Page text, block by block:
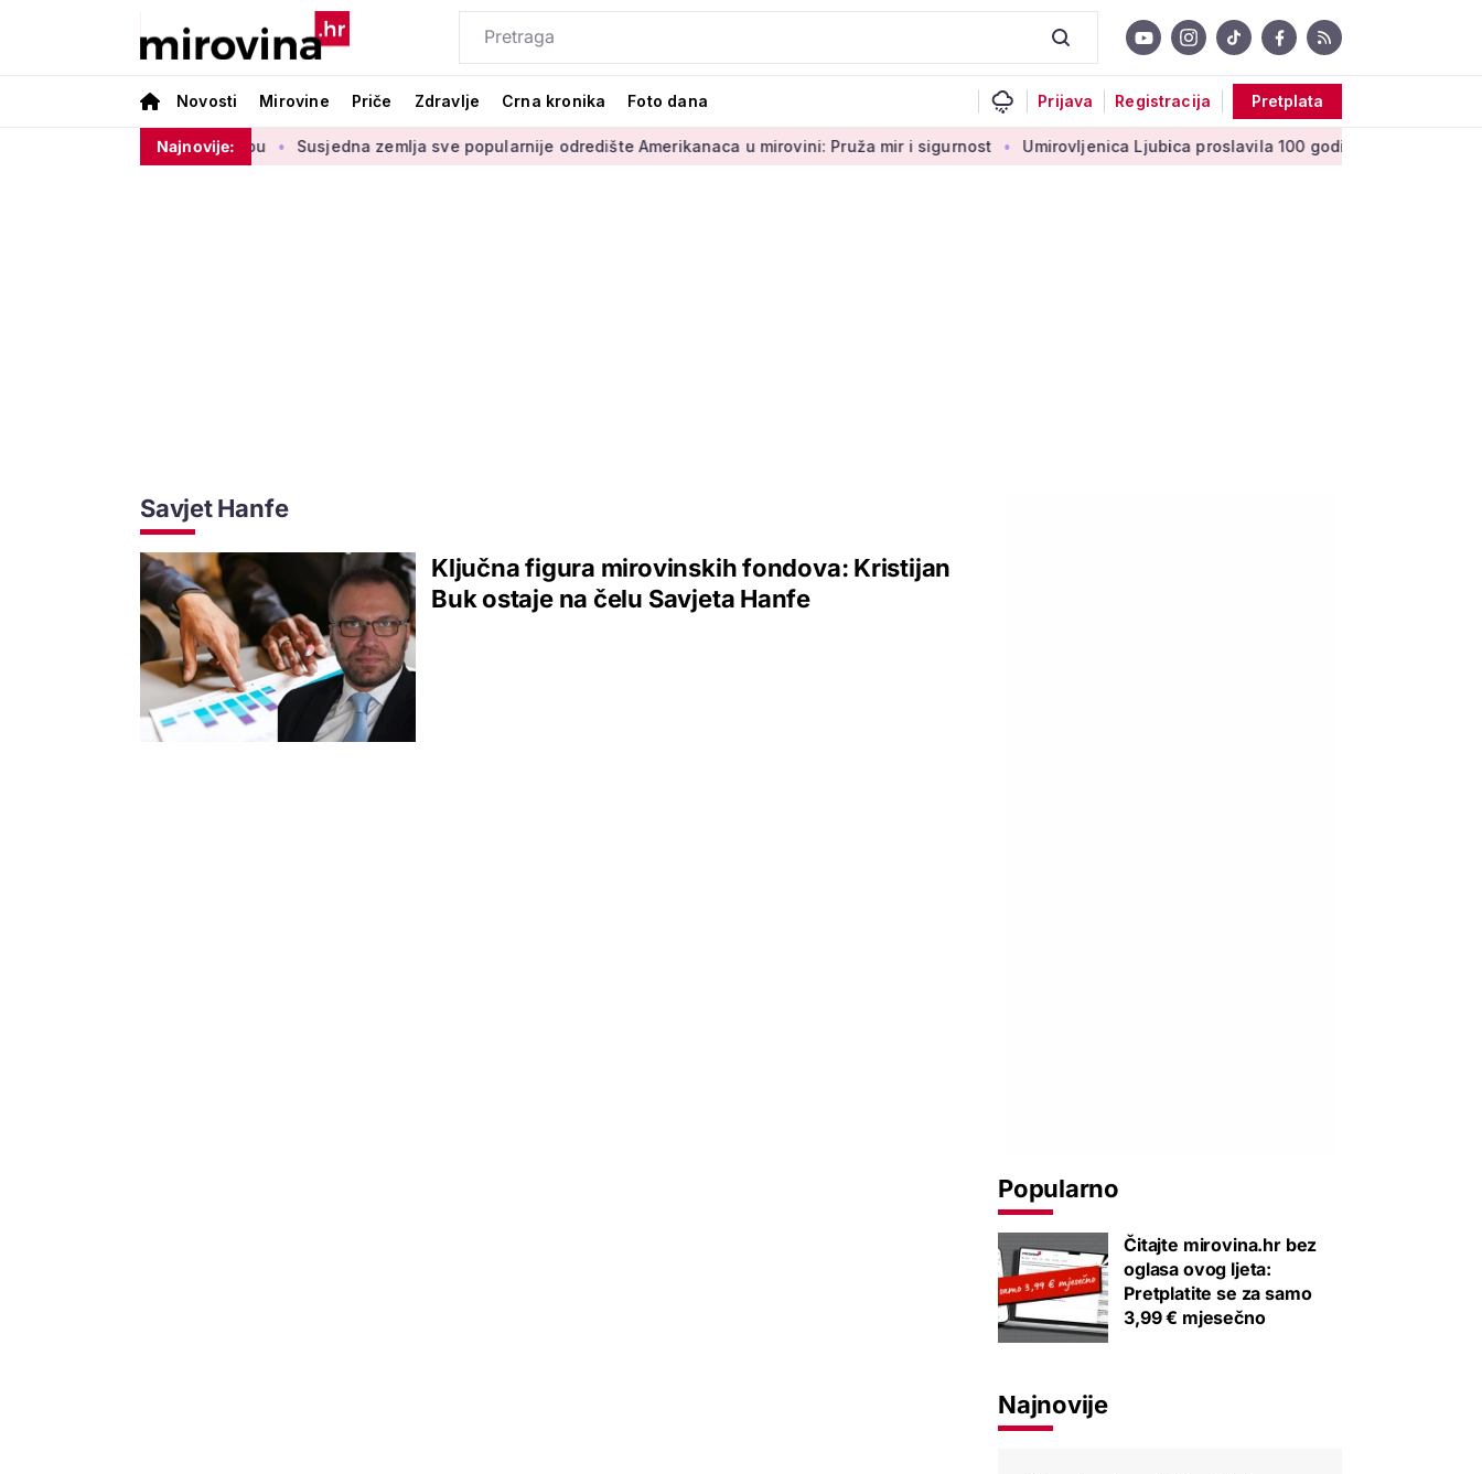
Novosti Mirovine Priče Zdravlje Crna kronika Foto dana Prijava Registracija Pretplata
Najnovije:
štednje u drugom stupu Susjedna zemlja sve popularnije odredište Amerikanaca u mirovini: Pruža mir i sigurnost Umirovljenica Ljubica proslavila 100 godina: 'Stoljeće uspomena,
Savjet Hanfe
Ključna figura mirovinskih fondova: Kristijan
Buk ostaje na čelu Savjeta Hanfe
Popularno
Čitajte mirovina.hr bez
oglasa ovog ljeta:
Pretplatite se za samo
3,99 € mjesečno
Najnovije